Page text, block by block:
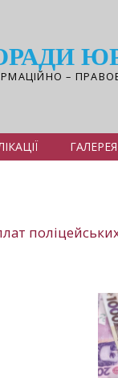
–
ГАЛЕРЕЯ